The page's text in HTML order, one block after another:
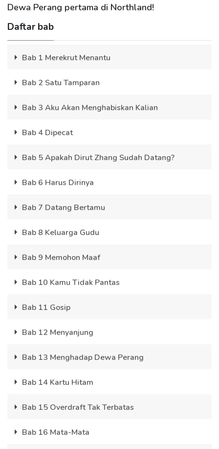
Dewa Perang pertama di Northland!
Daftar bab
Bab 1 Merekrut Menantu
Bab 2 Satu Tamparan
Bab 3 Aku Akan Menghabiskan Kalian
Bab 4 Dipecat
Bab 5 Apakah Dirut Zhang Sudah Datang?
Bab 6 Harus Dirinya
Bab 7 Datang Bertamu
Bab 8 Keluarga Gudu
Bab 9 Memohon Maaf
Bab 10 Kamu Tidak Pantas
Bab 11 Gosip
Bab 12 Menyanjung
Bab 13 Menghadap Dewa Perang
Bab 14 Kartu Hitam
Bab 15 Overdraft Tak Terbatas
Bab 16 Mata-Mata